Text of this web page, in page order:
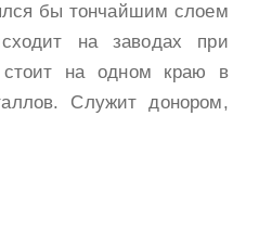
бы тончайшим слоем
на заводах при
стоит на одном краю в
Служит донором,